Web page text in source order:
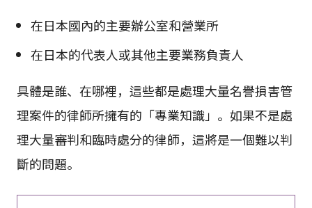
在日本國內的主要辦公室和營業所
在日本的代表人或其他主要業務負責人
具體是誰、在哪裡，這些都是處理大量名譽損害管
理案件的律師所擁有的「專業知識」。如果不是處
理大量審判和臨時處分的律師，這將是一個難以判
斷的問題。